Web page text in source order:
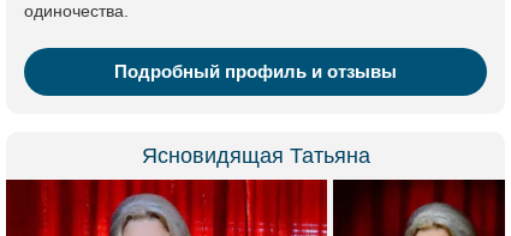
одиночества.
Подробный профиль и отзывы
Ясновидящая Татьяна